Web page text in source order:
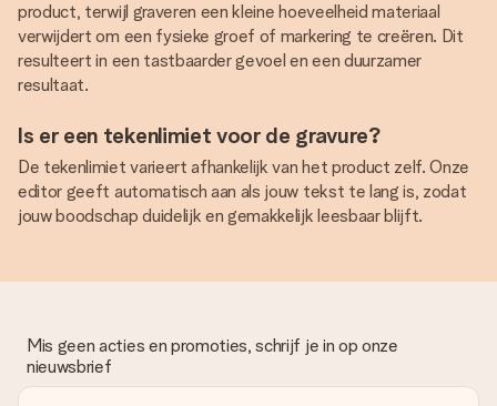
product, terwijl graveren een kleine hoeveelheid materiaal
verwijdert om een fysieke groef of markering te creëren. Dit
resulteert in een tastbaarder gevoel en een duurzamer
resultaat.
Is er een tekenlimiet voor de gravure?
De tekenlimiet varieert afhankelijk van het product zelf. Onze
editor geeft automatisch aan als jouw tekst te lang is, zodat
jouw boodschap duidelijk en gemakkelijk leesbaar blijft.
Mis geen acties en promoties, schrijf je in op onze
nieuwsbrief